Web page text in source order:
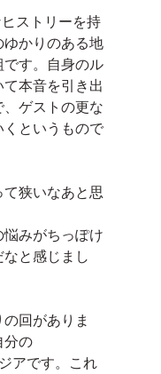
ストリーを持
かりのある地
す。自身のル
本音を引き出
ゲストの更な
というもので
狭いなあと思
みがちっぽけ
と感じまし
回がありま
分の
アです。これ